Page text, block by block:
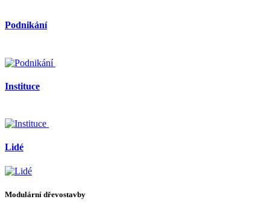
Podnikání
Instituce
Lidé
Modulární dřevostavby